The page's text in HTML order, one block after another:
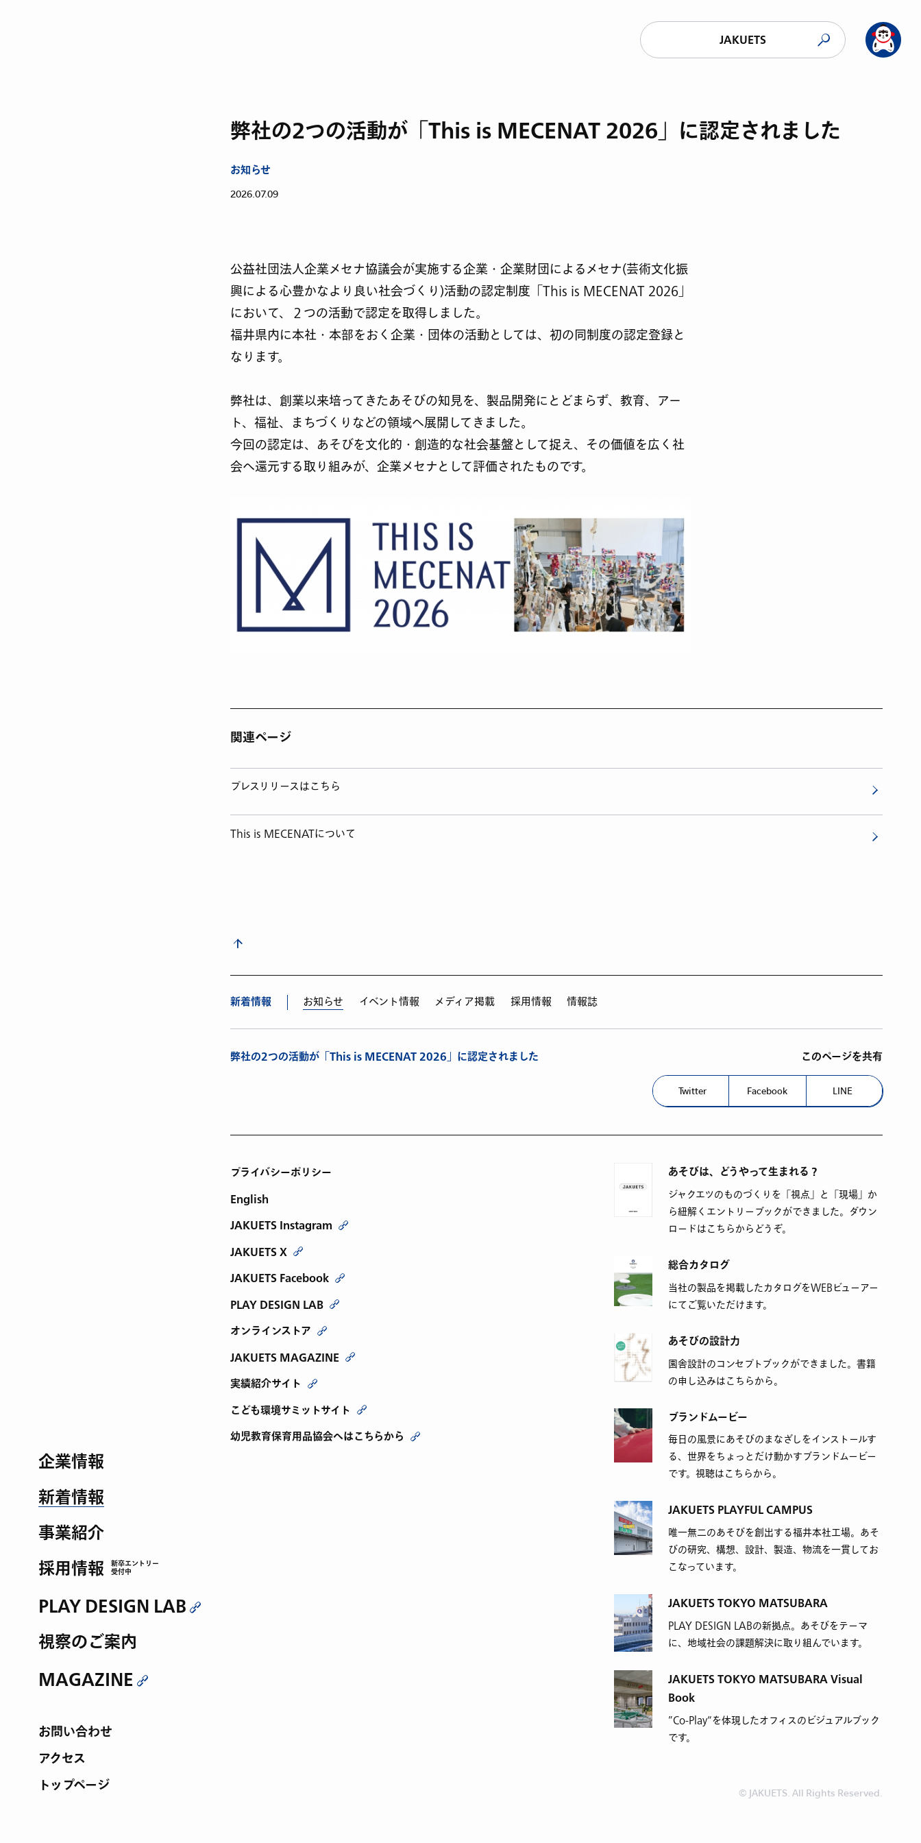
JAKUETS
企業情報
新着情報
事業紹介
採用情報
新卒エントリー
受付中
PLAY DESIGN LAB
視察のご案内
MAGAZINE
お問い合わせ
アクセス
トップページ
弊社の2つの活動が「This is MECENAT 2026」に認定されました
お知らせ
2026.07.09
公益社団法人企業メセナ協議会が実施する企業・企業財団によるメセナ(芸術文化振
興による心豊かなより良い社会づくり)活動の認定制度「This is MECENAT 2026」
において、２つの活動で認定を取得しました。
福井県内に本社・本部をおく企業・団体の活動としては、初の同制度の認定登録と
なります。
弊社は、創業以来培ってきたあそびの知見を、製品開発にとどまらず、教育、アー
ト、福祉、まちづくりなどの領域へ展開してきました。
今回の認定は、あそびを文化的・創造的な社会基盤として捉え、その価値を広く社
会へ還元する取り組みが、企業メセナとして評価されたものです。
関連ページ
プレスリリースはこちら
This is MECENATについて
新着情報 お知らせ イベント情報 メディア掲載 採用情報 情報誌
弊社の2つの活動が「This is MECENAT 2026」に認定されました このページを共有
Twitter Facebook LINE
プライバシーポリシー
English
JAKUETS Instagram
JAKUETS X
JAKUETS Facebook
PLAY DESIGN LAB
オンラインストア
JAKUETS MAGAZINE
実績紹介サイト
こども環境サミットサイト
幼児教育保育用品協会へはこちらから
あそびは、どうやって生まれる？
ジャクエツのものづくりを「視点」と「現場」か
ら紐解くエントリーブックができました。ダウン
ロードはこちらからどうぞ。
総合カタログ
当社の製品を掲載したカタログをWEBビューアー
にてご覧いただけます。
あそびの設計力
園舎設計のコンセプトブックができました。書籍
の申し込みはこちらから。
ブランドムービー
毎日の風景にあそびのまなざしをインストールす
る、世界をちょっとだけ動かすブランドムービー
です。視聴はこちらから。
JAKUETS PLAYFUL CAMPUS
唯一無二のあそびを創出する福井本社工場。あそ
びの研究、構想、設計、製造、物流を一貫してお
こなっています。
JAKUETS TOKYO MATSUBARA
PLAY DESIGN LABの新拠点。あそびをテーマ
に、地域社会の課題解決に取り組んでいます。
JAKUETS TOKYO MATSUBARA Visual
Book
”Co-Play“を体現したオフィスのビジュアルブック
です。
© JAKUETS. All Rights Reserved.